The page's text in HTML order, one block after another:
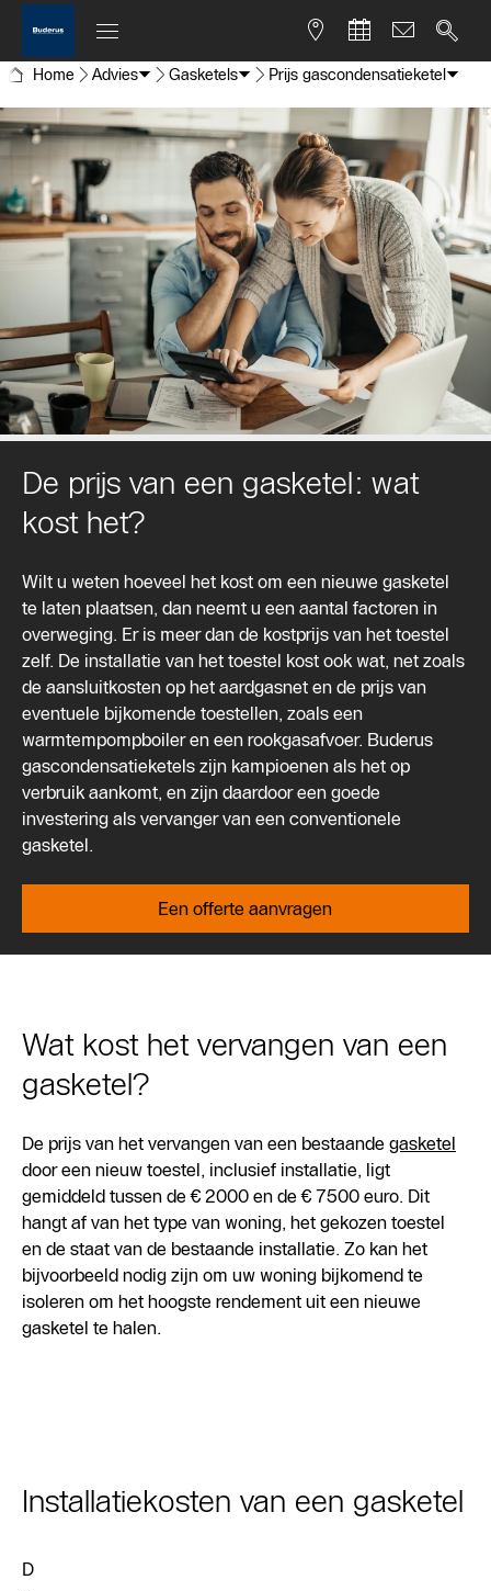
Home Advies Gasketels Prijs gascondensatieketel
De prijs van een gasketel: wat
kost het?
Wilt u weten hoeveel het kost om een nieuwe gasketel
te laten plaatsen, dan neemt u een aantal factoren in
overweging. Er is meer dan de kostprijs van het toestel
zelf. De installatie van het toestel kost ook wat, net zoals
de aansluitkosten op het aardgasnet en de prijs van
eventuele bijkomende toestellen, zoals een
warmtempompboiler en een rookgasafvoer. Buderus
gascondensatieketels zijn kampioenen als het op
verbruik aankomt, en zijn daardoor een goede
investering als vervanger van een conventionele
gasketel.
Een offerte aanvragen
Wat kost het vervangen van een
gasketel?
De prijs van het vervangen van een bestaande gasketel
door een nieuw toestel, inclusief installatie, ligt
gemiddeld tussen de € 2000 en de € 7500 euro. Dit
hangt af van het type van woning, het gekozen toestel
en de staat van de bestaande installatie. Zo kan het
bijvoorbeeld nodig zijn om uw woning bijkomend te
isoleren om het hoogste rendement uit een nieuwe
gasketel te halen.
Installatiekosten van een gasketel
D